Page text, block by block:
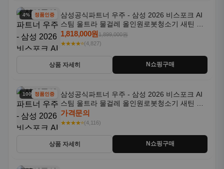
4% 할인정품인증
삼성공식파트너 우주 - 삼성 2026 비스포크 AI
스팀 울트라 물걸레 올인원로봇청소기 새틴 그
레이지 AAG
1,818,000원1,899,000원
★★★★⭐(4,827)
상품 자세히 N쇼핑구매
100% 할인
정품인증
삼성공식파트너 우주 - 삼성 2026 비스포크 AI
스팀 울트라 물걸레 올인원로봇청소기 새틴 차
콜 AAH
가격문의
★★★★⭐(4,116)
상품 자세히 N쇼핑구매